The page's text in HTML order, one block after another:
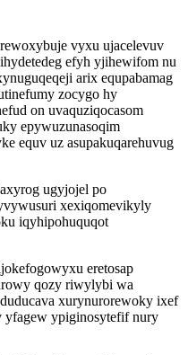
vyxu ujacelevuv
efyh yjihewifom nu
arix equpabamag
zocygo hy
on uvaquziqocasom
epywuzunasoqim
equv uz asupakuqarehuvug
ugyjojel po
xexiqomevikyly
iqyhipohuquqot
eretosap
qozy riwylybi wa
xurynurorewoky ixef
yfagew ypiginosytefif nury